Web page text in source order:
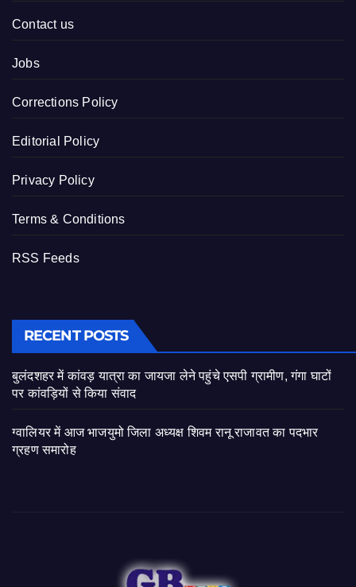
Contact us
Jobs
Corrections Policy
Editorial Policy
Privacy Policy
Terms & Conditions
RSS Feeds
RECENT POSTS
बुलंदशहर में कांवड़ यात्रा का जायजा लेने पहुंचे एसपी ग्रामीण, गंगा घाटों
पर कांवड़ियों से किया संवाद
ग्वालियर में आज भाजयुमो जिला अध्यक्ष शिवम रानू राजावत का पदभार
ग्रहण समारोह